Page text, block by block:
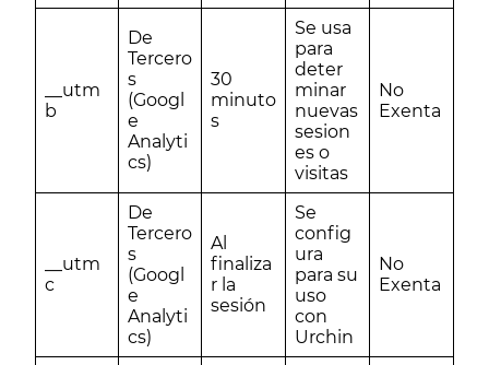
__utm
b
De
Tercero
s
(Googl
e
Analyti
cs)
30
minuto
s
Se usa
para
deter
minar
nuevas
sesion
es o
visitas
No
Exenta
__utm
c
De
Tercero
s
(Googl
e
Analyti
cs)
Al
finaliza
r la
sesión
Se
config
ura
para su
uso
con
Urchin
No
Exenta